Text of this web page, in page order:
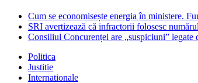
Cum se economisește energia în ministere.
SRI avertizează că infractorii folosesc
Consiliul Concurenței are „suspiciuni”
Politica
Justitie
Internationale